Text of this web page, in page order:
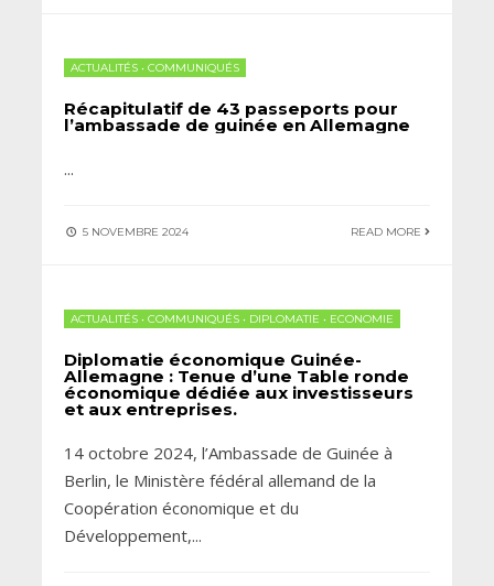
ACTUALITÉS• COMMUNIQUÉS
Récapitulatif de 43 passeports pour
l’ambassade de guinée en Allemagne
...
5 NOVEMBRE 2024 READ MORE
ACTUALITÉS• COMMUNIQUÉS• DIPLOMATIE • ECONOMIE
Diplomatie économique Guinée-
Allemagne : Tenue d’une Table ronde
économique dédiée aux investisseurs
et aux entreprises.
14 octobre 2024, l’Ambassade de Guinée à
Berlin, le Ministère fédéral allemand de la
Coopération économique et du
Développement,...